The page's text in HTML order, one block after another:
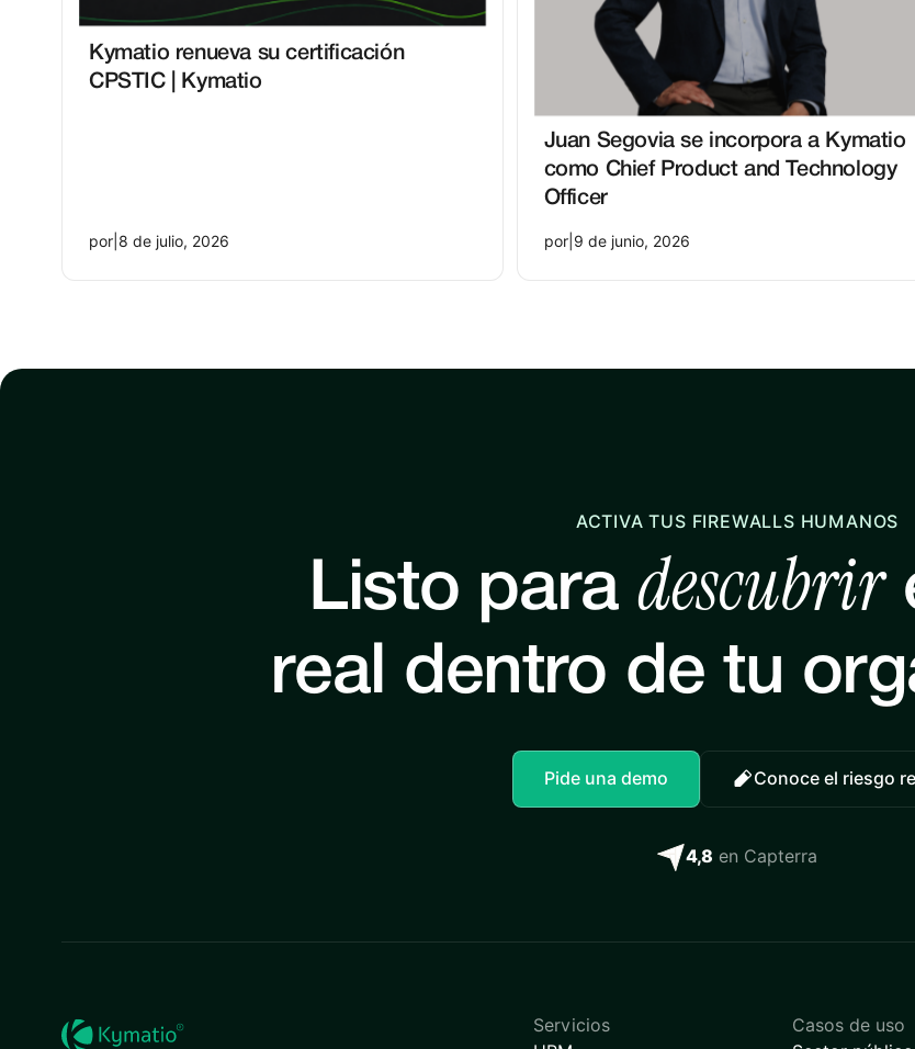
Kymatio renueva su certificación
CPSTIC | Kymatio
por 8 de julio, 2026
Juan Segovia se incorpora a Kymatio
como Chief Product and Technology
Officer
por| 9 de junio, 2026
ACTIVA TUS FIREWALLS HUMANOS
Listo para descubrir
real dentro de tu
Pide una demo Conoce el riesgo
4,8 en Capterra
Servicios
Casos de uso